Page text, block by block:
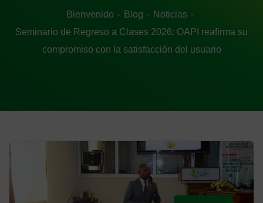
Bienvenido Blog
Noticias
Seminario de Regreso a Clases 2026: OAPI reafirma su
compromiso con la satisfacción del usuario